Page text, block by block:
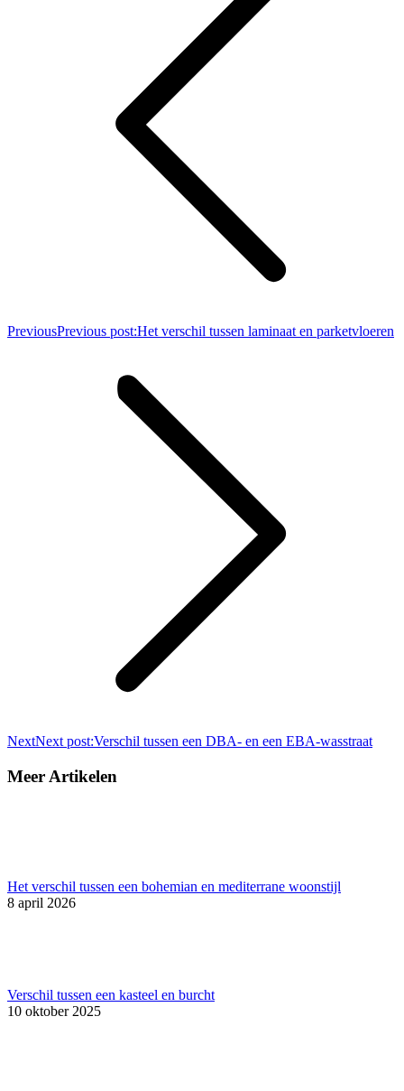
PreviousPrevious post:Het verschil tussen laminaat en parketvloeren
NextNext post:Verschil tussen een DBA- en een EBA-wasstraat
Meer Artikelen
Het verschil tussen een bohemian en mediterrane woonstijl
8 april 2026
Verschil tussen een kasteel en burcht
10 oktober 2025